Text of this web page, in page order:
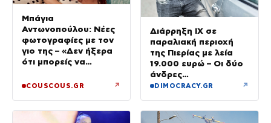
Μπάγια
Αντωνοπούλου: Νέες
φωτογραφίες με τον
γιο της – «Δεν ήξερα
ότι μπορείς να
τις πιο απλές στιγμές»
COUSCOUS.GR ↗
Διάρρηξη ΙΧ σε
παραλιακή περιοχή
της Πιερίας με λεία
19.000 ευρώ – Οι δύο
άνδρες
συνελήφθησαν στην
DIMOCRACY.GR ↗